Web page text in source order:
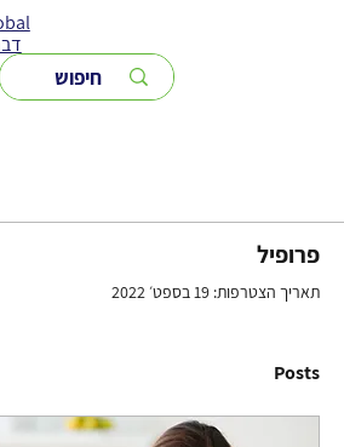
פרופיל
תאריך הצטרפות: 19 בספט׳ 2022
Posts